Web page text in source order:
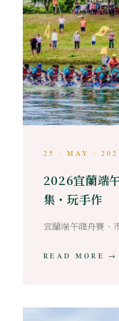
25 · MAY ·
2026宜蘭端
集・玩手作
宜蘭端午龍舟賽、
READ MORE →